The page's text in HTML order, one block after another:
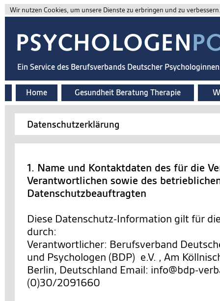
Wir nutzen Cookies, um unsere Dienste zu erbringen und zu
Ein Service des Berufsverbands Deutscher
Home Gesundheit Beratung Therapie
Datenschutzerklärung
1. Name und Kontaktdaten des für die
Verantwortlichen sowie des
Datenschutzbeauftragten
Diese Datenschutz-Information gilt für
durch:
Verantwortlicher: Berufsverband
und Psychologen (BDP) e.V. , Am
Berlin, Deutschland Email: info@bdp-
(0)30/2091660